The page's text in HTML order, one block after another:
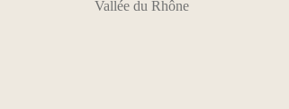
Vallée du Rhône